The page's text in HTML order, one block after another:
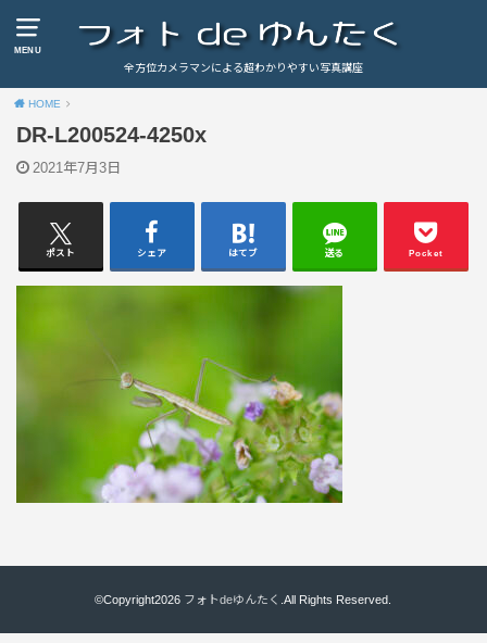
MENU
全方位カメラマンによる超わかりやすい写真講座
HOME
DR-L200524-4250x
2021年7月3日
ポスト シェア はてブ 送る Pocket
©Copyright2026 フォトdeゆんたく .All Rights Reserved.